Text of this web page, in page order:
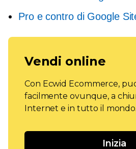
Pro e contro di Google
Vendi online
Con Ecwid Ecommerce,
facilmente ovunque, a
Internet e in tutto il mondo.
Inizia